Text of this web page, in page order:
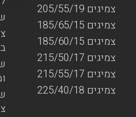
צמיגים 205/55/19
צמיגים 185/65/15
צמיגים 185/60/15
צמיגים 215/50/17
צמיגים 215/55/17
צמיגים 225/40/18